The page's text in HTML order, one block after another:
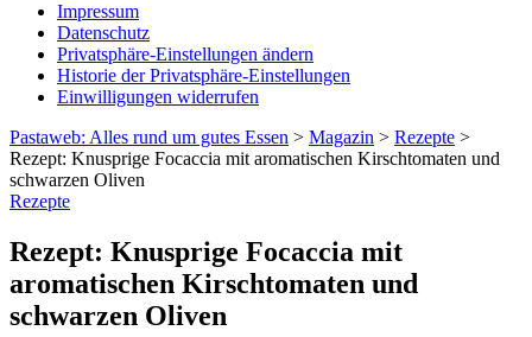
Impressum
Datenschutz
Privatsphäre-Einstellungen ändern
Historie der Privatsphäre-Einstellungen
Einwilligungen widerrufen
Pastaweb: Alles rund um gutes Essen > Magazin > Rezepte >
Rezept: Knusprige Focaccia mit aromatischen Kirschtomaten und
schwarzen Oliven
Rezepte
Rezept: Knusprige Focaccia mit
aromatischen Kirschtomaten und
schwarzen Oliven